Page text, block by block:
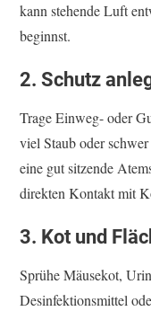
kann stehende Luft
beginnst.
2. Schutz
Trage Einweg- oder
viel Staub oder
eine gut sitzende
direkten Kontakt mit
3. Kot und
Sprühe Mäusekot,
Desinfektionsmittel